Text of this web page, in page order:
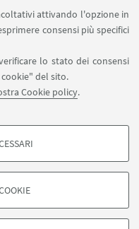
attivando l'opzione in
consensi più specifici
lo stato dei consensi
del sito.
Cookie policy.
sul sito, per analisi
12, pp. 111 - 122
alla
di Rosa
Montessori.